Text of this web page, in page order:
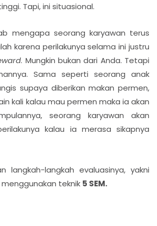
Tapi, ini situasional.
mengapa seorang karyawan terus
karena perilakunya selama ini justru
. Mungkin bukan dari Anda. Tetapi
Sama seperti seorang anak
supaya diberikan makan permen,
kali kalau mau permen maka ia akan
seorang karyawan akan
kalau ia merasa sikapnya
langkah-langkah evaluasinya, yakni
teknik 5 SEM.